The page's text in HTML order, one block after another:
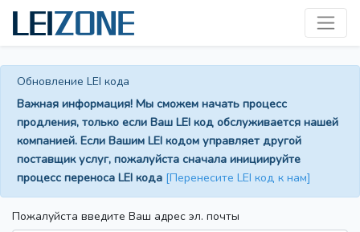
Обновление LEI кода
Важная информация! Мы сможем начать процесс
продления, только если Ваш LEI код обслуживается нашей
компанией. Если Вашим LEI кодом управляет другой
поставщик услуг, пожалуйста сначала инициируйте
процесс переноса LEI кода [Перенесите LEI код к нам]
Пожалуйста введите Ваш адрес эл. почты